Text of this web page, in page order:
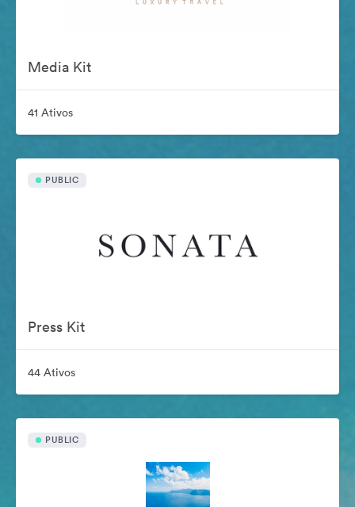
Media Kit
41 Ativos
PUBLIC
Press Kit
44 Ativos
PUBLIC